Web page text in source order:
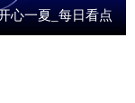
心一夏_每日看点